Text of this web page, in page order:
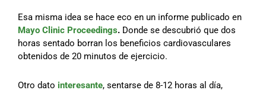
Esa misma idea se hace eco en un informe publicado en
Mayo Clinic Proceedings. Donde se descubrió que dos
horas sentado borran los beneficios cardiovasculares
obtenidos de 20 minutos de ejercicio.
Otro dato interesante, sentarse de 8-12 horas al día,